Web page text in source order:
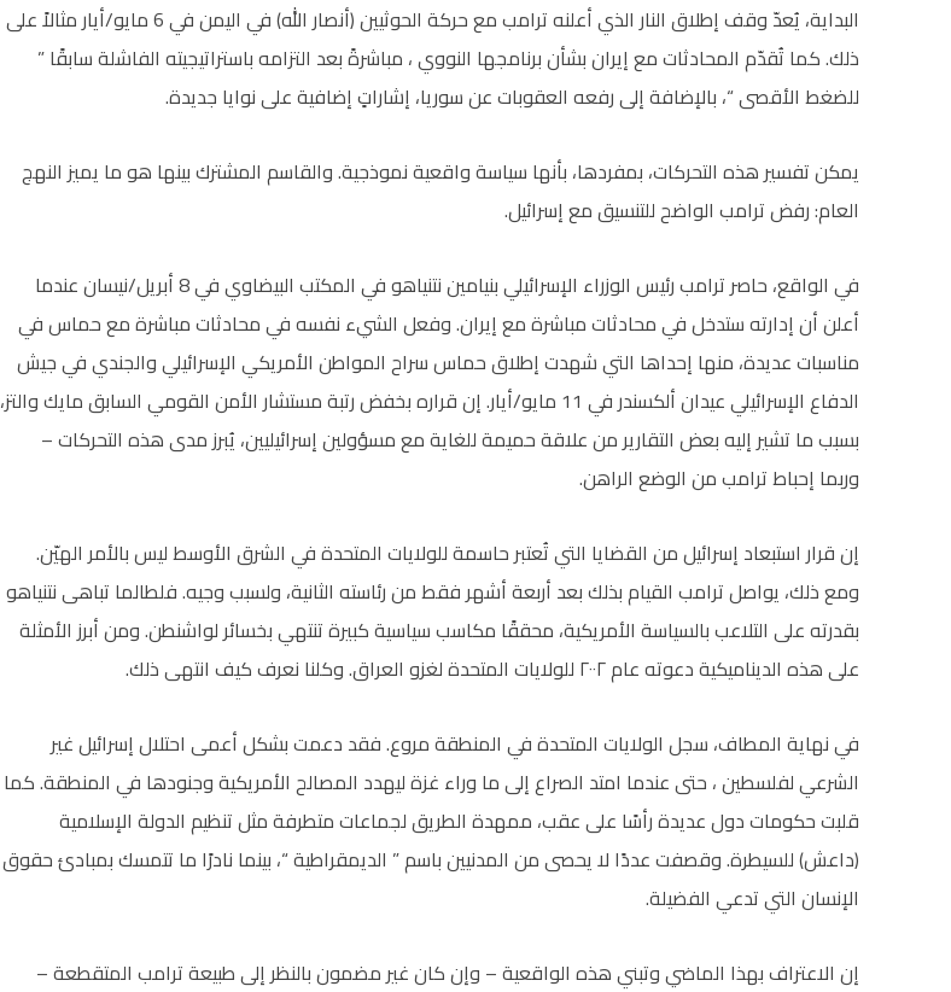
البداية، يُعدّ وقف إطلاق النار الذي أعلنه ترامب مع حركة الحوثيين (أنصار الله) في اليمن في 6 مايو/أيار مثالاً على
ذلك. كما تُقدّم المحادثات مع إيران بشأن برنامجها النووي ، مباشرةً بعد التزامه باستراتيجيته الفاشلة سابقًا ”
للضغط الأقصى “، بالإضافة إلى رفعه العقوبات عن سوريا، إشاراتٍ إضافية على نوايا جديدة.
يمكن تفسير هذه التحركات، بمفردها، بأنها سياسة واقعية نموذجية. والقاسم المشترك بينها هو ما يميز النهج
العام: رفض ترامب الواضح للتنسيق مع إسرائيل.
في الواقع، حاصر ترامب رئيس الوزراء الإسرائيلي بنيامين نتنياهو في المكتب البيضاوي في 8 أبريل/نيسان عندما
أعلن أن إدارته ستدخل في محادثات مباشرة مع إيران. وفعل الشيء نفسه في محادثات مباشرة مع حماس في
مناسبات عديدة، منها إحداها التي شهدت إطلاق حماس سراح المواطن الأمريكي الإسرائيلي والجندي في جيش
الدفاع الإسرائيلي عيدان ألكسندر في 11 مايو/أيار. إن قراره بخفض رتبة مستشار الأمن القومي السابق مايك والتز،
بسبب ما تشير إليه بعض التقارير من علاقة حميمة للغاية مع مسؤولين إسرائيليين، يُبرز مدى هذه التحركات –
وربما إحباط ترامب من الوضع الراهن.
إن قرار استبعاد إسرائيل من القضايا التي تُعتبر حاسمة للولايات المتحدة في الشرق الأوسط ليس بالأمر الهيّن.
ومع ذلك، يواصل ترامب القيام بذلك بعد أربعة أشهر فقط من رئاسته الثانية، ولسبب وجيه. فلطالما تباهى نتنياهو
بقدرته على التلاعب بالسياسة الأمريكية، محققًا مكاسب سياسية كبيرة تنتهي بخسائر لواشنطن. ومن أبرز الأمثلة
على هذه الديناميكية دعوته عام ٢٠٠٢ للولايات المتحدة لغزو العراق. وكلنا نعرف كيف انتهى ذلك.
في نهاية المطاف، سجل الولايات المتحدة في المنطقة مروع. فقد دعمت بشكل أعمى احتلال إسرائيل غير
الشرعي لفلسطين ، حتى عندما امتد الصراع إلى ما وراء غزة ليهدد المصالح الأمريكية وجنودها في المنطقة. كما
قلبت حكومات دول عديدة رأسًا على عقب، ممهدة الطريق لجماعات متطرفة مثل تنظيم الدولة الإسلامية
(داعش) للسيطرة. وقصفت عددًا لا يحصى من المدنيين باسم ” الديمقراطية “، بينما نادرًا ما تتمسك بمبادئ حقوق
الإنسان التي تدعي الفضيلة.
إن الاعتراف بهذا الماضي وتبني هذه الواقعية – وإن كان غير مضمون بالنظر إلى طبيعة ترامب المتقطعة –